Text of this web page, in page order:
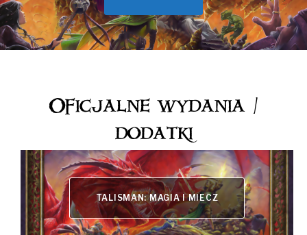
Oficjalne wydania /
dodatki
TALISMAN: MAGIA I MIECZ